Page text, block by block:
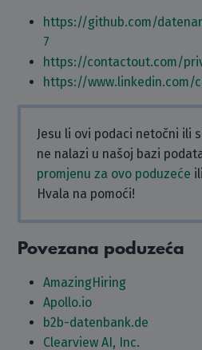
https://github.com/
7
https://contactout.com/
https://www.linkedin.com/
Jesu li ovi podaci netočni ili
ne nalazi u našoj bazi
promjenu za ovo poduzeće
Hvala na pomoći!
Povezana poduzeća
AmazingHiring
Apollo.io
b2b-datenbank.de
Clearview AI, Inc.